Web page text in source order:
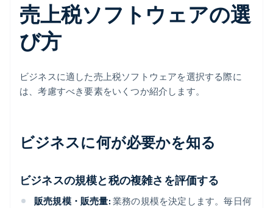
売上税ソフトウェアの選
び方
ビジネスに適した売上税ソフトウェアを選択する際に
は、考慮すべき要素をいくつか紹介します。
ビジネスに何が必要かを知る
ビジネスの規模と税の複雑さを評価する
販売規模・販売量: 業務の規模を決定します。毎日何